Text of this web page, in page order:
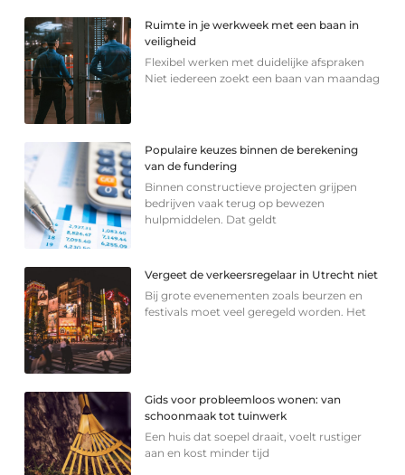
Ruimte in je werkweek met een baan in
veiligheid
Flexibel werken met duidelijke afspraken
Niet iedereen zoekt een baan van maandag
Populaire keuzes binnen de berekening
van de fundering
Binnen constructieve projecten grijpen
bedrijven vaak terug op bewezen
hulpmiddelen. Dat geldt
Vergeet de verkeersregelaar in Utrecht niet
Bij grote evenementen zoals beurzen en
festivals moet veel geregeld worden. Het
Gids voor probleemloos wonen: van
schoonmaak tot tuinwerk
Een huis dat soepel draait, voelt rustiger
aan en kost minder tijd